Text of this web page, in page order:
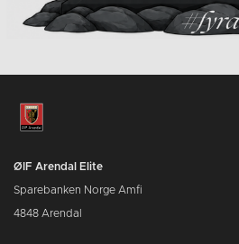
ØIF Arendal Elite
Sparebanken Norge Amfi
4848 Arendal